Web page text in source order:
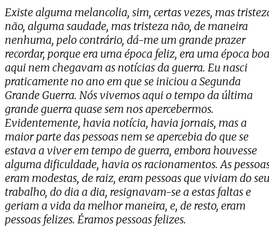
Existe alguma melancolia, sim, certas vezes, mas
não, alguma saudade, mas tristeza não, de maneira
nenhuma, pelo contrário, dá-me um grande prazer
recordar, porque era uma época feliz, era uma época
aqui nem chegavam as notícias da guerra. Eu nasci
praticamente no ano em que se iniciou a Segunda
Grande Guerra. Nós vivemos aqui o tempo da última
grande guerra quase sem nos apercebermos.
Evidentemente, havia notícia, havia jornais, mas a
maior parte das pessoas nem se apercebia do que se
estava a viver em tempo de guerra, embora houvesse
alguma dificuldade, havia os racionamentos. As
eram modestas, de raiz, eram pessoas que viviam do seu
trabalho, do dia a dia, resignavam-se a estas faltas e
geriam a vida da melhor maneira, e, de resto, eram
pessoas felizes. Éramos pessoas felizes.